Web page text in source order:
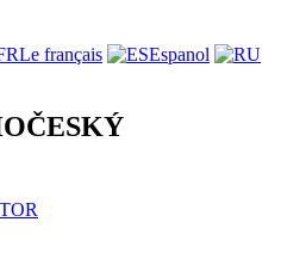
Le français
Espanol